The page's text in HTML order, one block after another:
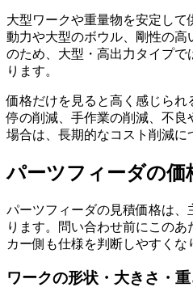
大型ワークや重量物を安定し
動力や大型のボウル、剛性の
のため、大型・高出力タイプで
ります。
価格だけを見ると高く感じられ
停の削減、手作業の削減、不良
場合は、長期的なコスト削減に
パーツフィーダの価
パーツフィーダの見積価格は
ります。問い合わせ前にこの
カー側も仕様を判断しやすくな
ワークの形状・大きさ・重